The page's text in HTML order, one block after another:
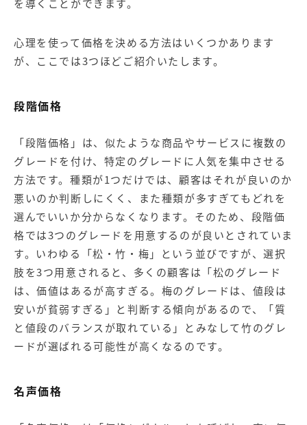
を導くことができます。
心理を使って価格を決める方法はいくつかあります
が、ここでは3つほどご紹介いたします。
段階価格
「段階価格」は、似たような商品やサービスに複数の
グレードを付け、特定のグレードに人気を集中させる
方法です。種類が1つだけでは、顧客はそれが良いのか
悪いのか判断しにくく、また種類が多すぎてもどれを
選んでいいか分からなくなります。そのため、段階価
格では3つのグレードを用意するのが良いとされていま
す。いわゆる「松・竹・梅」という並びですが、選択
肢を3つ用意されると、多くの顧客は「松のグレード
は、価値はあるが高すぎる。梅のグレードは、値段は
安いが貧弱すぎる」と判断する傾向があるので、「質
と値段のバランスが取れている」とみなして竹のグレ
ードが選ばれる可能性が高くなるのです。
名声価格